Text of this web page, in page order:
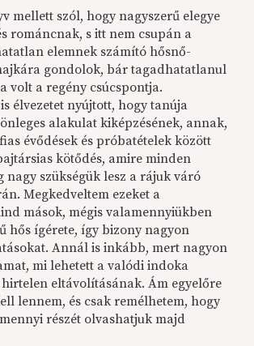
mellett szól, hogy nagyszerű elegye
románcnak, s itt nem csupán a
elemnek számító hősnő-
gondolok, bár tagadhatatlanul
volt a regény csúcspontja.
élvezetet nyújtott, hogy tanúja
alakulat kiképzésének, annak,
évődések és próbatételek között
kötődés, amire minden
nagy szükségük lesz a rájuk váró
Megkedveltem ezeket a
mások, mégis valamennyiükben
hős ígérete, így bizony nagyon
Annál is inkább, mert nagyon
mi lehetett a valódi indoka
eltávolításának. Ám egyelőre
lennem, és csak remélhetem, hogy
részét olvashatjuk majd